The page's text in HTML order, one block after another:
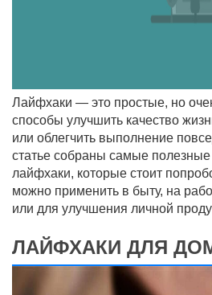
Лайфхаки — это простые, но
способы улучшить качество
или облегчить выполнение
статье собраны самые
лайфхаки, которые стоит
можно применить в быту, на
или для улучшения личной
ЛАЙФХАКИ ДЛЯ